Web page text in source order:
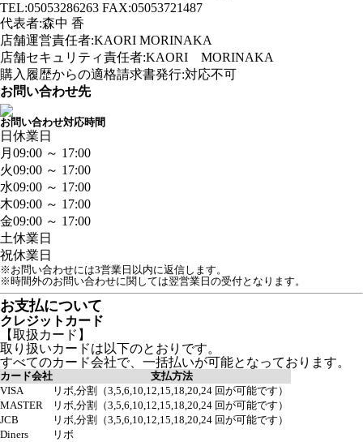
TEL:05053286263 FAX:05053721487
代表者:森中 香
店舗運営責任者:KAORI MORINAKA
店舗セキュリティ責任者:KAORI MORINAKA
購入履歴からの適格請求書発行:対応不可
お問い合わせ先
お問い合わせ対応時間
日 休業日
月 09:00 ～ 17:00
火09:00 ～ 17:00
水09:00 ～ 17:00
木09:00 ～ 17:00
金09:00 ～ 17:00
土休業日
祝休業日
※お問い合わせには3営業日以内に返信します。
※時間外のお問い合わせに関しては翌営業日の受付となります。
お支払について
クレジットカード
【取扱カード】
取り扱いカードは以下のとおりです。
すべてのカード会社で、一括払いが可能となっております。
カード会社
支払方法
VISA
リボ,分割（3,5,6,10,12,15,18,20,24 回が可能です）
MASTER
リボ,分割（3,5,6,10,12,15,18,20,24 回が可能です）
JCB
リボ,分割（3,5,6,10,12,15,18,20,24 回が可能です）
Diners
リボ